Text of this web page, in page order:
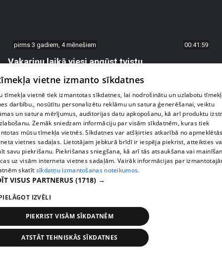
pirms 3 gadiem, 4 mēnešiem 00:41:59
Vakariņu laikā viesi apgūst tvistu
pirms 3 gadiem, 4 mēnešiem
Vakariņu namamāte Taro kārtīs zīlē, kādi ciemiņi
gaidāmi
31. epizode
vietne izmanto sīkdatnes
tīmekļa vietnē tiek izmantotas sīkdatnes, lai nodrošinātu un uzlabotu
darbību., nosūtītu personalizētu reklāmu un satura ģenerēšanai, veiktu
un satura mērījumus, auditorijas datu apkopošanu, kā arī produktu
Zemāk sniedzam informāciju par visām sīkdatnēm, kuras tiek
mūsu tīmekļa vietnēs. Sīkdatnes var atšķirties atkarībā no
vietnes sadaļas. Lietotājam jebkurā brīdī ir iespēja piekrist, atteikties
savu piekrišanu. Piekrišanas sniegšana, kā arī tās atsaukšana vai
uz visām interneta vietnes sadaļām. Vairāk informācijas par
skatīt sīkdatņu izmantošanas noteikumos.
VISUS PARTNERUS (1718) →
IZVĒLI
PIEKRIST VISĀM SĪKDATNĒM
ATSTĀT TEHNISKĀS SĪKDATNES